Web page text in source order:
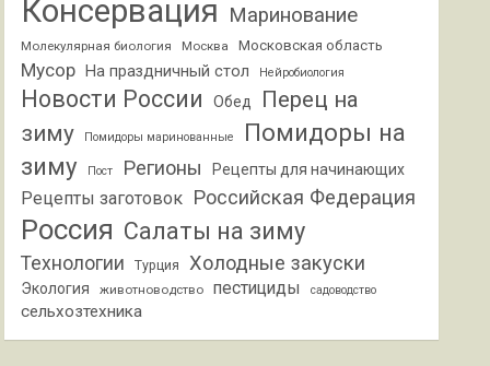
Консервация Маринование
Молекулярная биология Москва Московская область
Мусор На праздничный стол Нейробиология
Новости России Обед
Перец на
зиму
Помидоры маринованные
Помидоры на
зиму
Пост Регионы Рецепты для начинающих
Рецепты заготовок Российская Федерация
Россия Салаты на зиму
Технологии Турция Холодные закуски
Экология животноводство пестициды садоводство
сельхозтехника